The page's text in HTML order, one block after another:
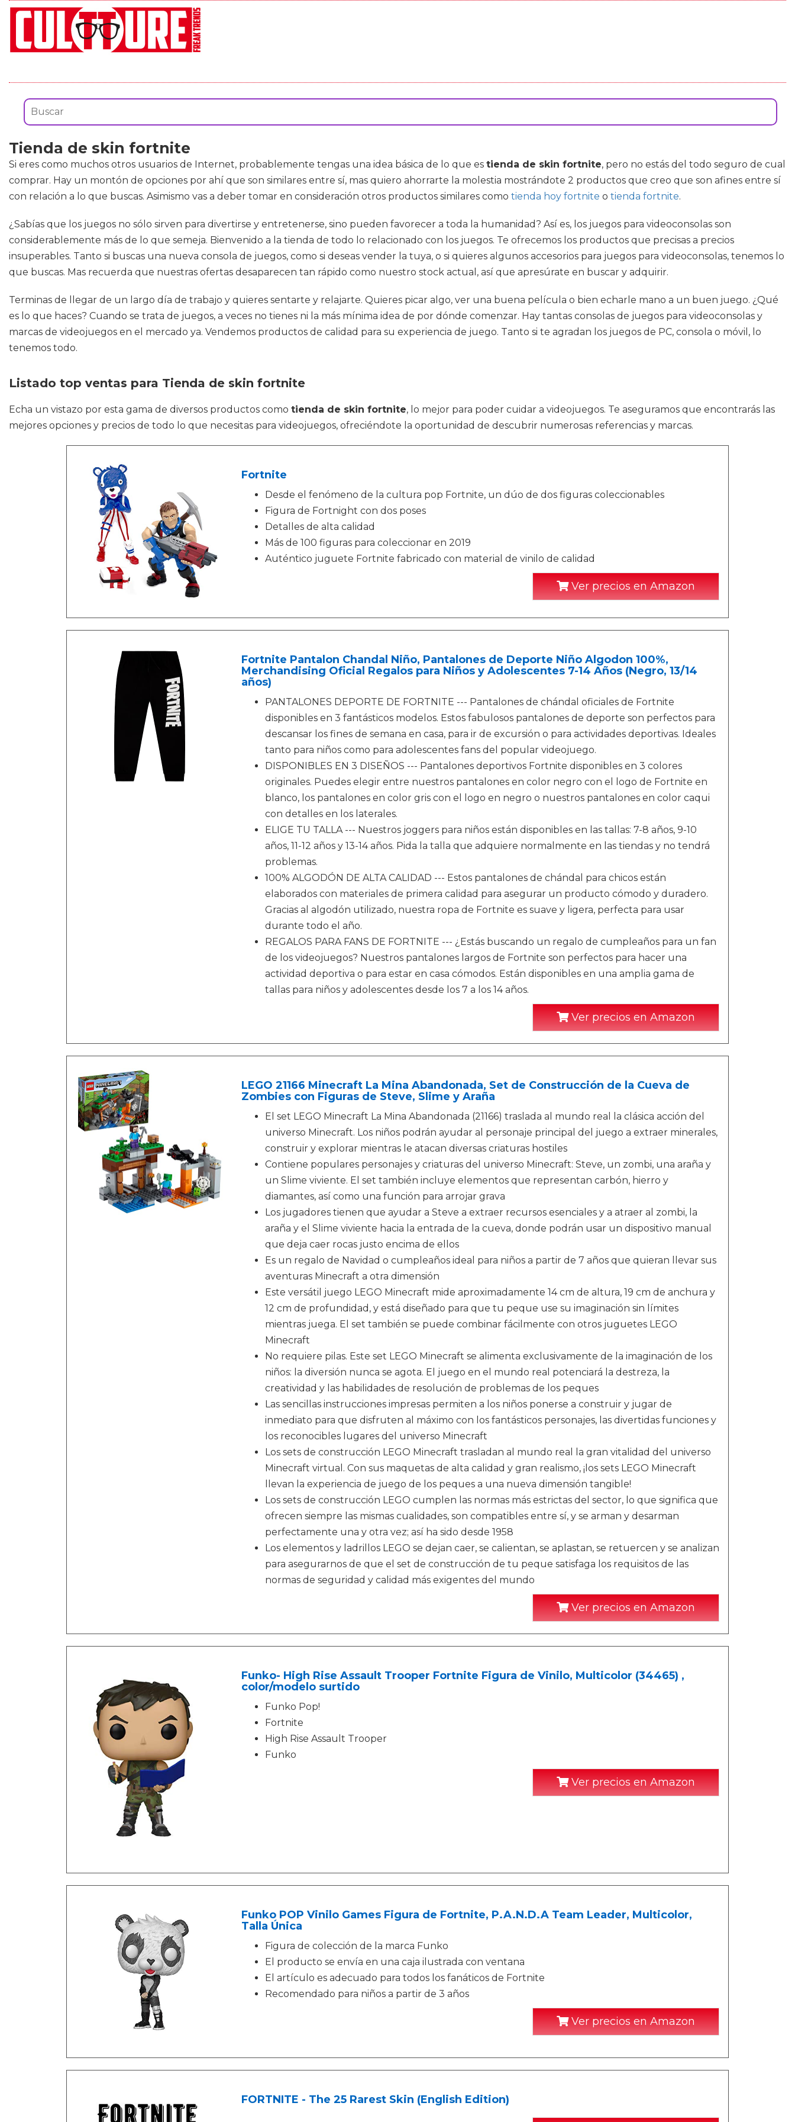
Tienda de skin fortnite
Si eres como muchos otros usuarios de Internet, probablemente tengas una idea básica de lo que es tienda de skin fortnite, pero no estás del todo seguro de cual
comprar. Hay un montón de opciones por ahí que son similares entre sí, mas quiero ahorrarte la molestia mostrándote 2 productos que creo que son afines entre sí
con relación a lo que buscas. Asimismo vas a deber tomar en consideración otros productos similares como tienda hoy fortnite o tienda fortnite.
¿Sabías que los juegos no sólo sirven para divertirse y entretenerse, sino pueden favorecer a toda la humanidad? Así es, los juegos para videoconsolas son
considerablemente más de lo que semeja. Bienvenido a la tienda de todo lo relacionado con los juegos. Te ofrecemos los productos que precisas a precios
insuperables. Tanto si buscas una nueva consola de juegos, como si deseas vender la tuya, o si quieres algunos accesorios para juegos para videoconsolas, tenemos lo
que buscas. Mas recuerda que nuestras ofertas desaparecen tan rápido como nuestro stock actual, así que apresúrate en buscar y adquirir.
Terminas de llegar de un largo día de trabajo y quieres sentarte y relajarte. Quieres picar algo, ver una buena película o bien echarle mano a un buen juego. ¿Qué
es lo que haces? Cuando se trata de juegos, a veces no tienes ni la más mínima idea de por dónde comenzar. Hay tantas consolas de juegos para videoconsolas y
marcas de videojuegos en el mercado ya. Vendemos productos de calidad para su experiencia de juego. Tanto si te agradan los juegos de PC, consola o móvil, lo
tenemos todo.
Listado top ventas para Tienda de skin fortnite
Echa un vistazo por esta gama de diversos productos como tienda de skin fortnite, lo mejor para poder cuidar a videojuegos. Te aseguramos que encontrarás las
mejores opciones y precios de todo lo que necesitas para videojuegos, ofreciéndote la oportunidad de descubrir numerosas referencias y marcas.
Fortnite
Desde el fenómeno de la cultura pop Fortnite, un dúo de dos figuras coleccionables
Figura de Fortnight con dos poses
Detalles de alta calidad
Más de 100 figuras para coleccionar en 2019
Auténtico juguete Fortnite fabricado con material de vinilo de calidad
Ver precios en Amazon
Fortnite Pantalon Chandal Niño, Pantalones de Deporte Niño Algodon 100%,
Merchandising Oficial Regalos para Niños y Adolescentes 7-14 Años (Negro, 13/14
años)
PANTALONES DEPORTE DE FORTNITE --- Pantalones de chándal oficiales de Fortnite
disponibles en 3 fantásticos modelos. Estos fabulosos pantalones de deporte son perfectos para
descansar los fines de semana en casa, para ir de excursión o para actividades deportivas. Ideales
tanto para niños como para adolescentes fans del popular videojuego.
DISPONIBLES EN 3 DISEÑOS --- Pantalones deportivos Fortnite disponibles en 3 colores
originales. Puedes elegir entre nuestros pantalones en color negro con el logo de Fortnite en
blanco, los pantalones en color gris con el logo en negro o nuestros pantalones en color caqui
con detalles en los laterales.
ELIGE TU TALLA --- Nuestros joggers para niños están disponibles en las tallas: 7-8 años, 9-10
años, 11-12 años y 13-14 años. Pida la talla que adquiere normalmente en las tiendas y no tendrá
problemas.
100% ALGODÓN DE ALTA CALIDAD --- Estos pantalones de chándal para chicos están
elaborados con materiales de primera calidad para asegurar un producto cómodo y duradero.
Gracias al algodón utilizado, nuestra ropa de Fortnite es suave y ligera, perfecta para usar
durante todo el año.
REGALOS PARA FANS DE FORTNITE --- ¿Estás buscando un regalo de cumpleaños para un fan
de los videojuegos? Nuestros pantalones largos de Fortnite son perfectos para hacer una
actividad deportiva o para estar en casa cómodos. Están disponibles en una amplia gama de
tallas para niños y adolescentes desde los 7 a los 14 años.
Ver precios en Amazon
LEGO 21166 Minecraft La Mina Abandonada, Set de Construcción de la Cueva de
Zombies con Figuras de Steve, Slime y Araña
El set LEGO Minecraft La Mina Abandonada (21166) traslada al mundo real la clásica acción del
universo Minecraft. Los niños podrán ayudar al personaje principal del juego a extraer minerales,
construir y explorar mientras le atacan diversas criaturas hostiles
Contiene populares personajes y criaturas del universo Minecraft: Steve, un zombi, una araña y
un Slime viviente. El set también incluye elementos que representan carbón, hierro y
diamantes, así como una función para arrojar grava
Los jugadores tienen que ayudar a Steve a extraer recursos esenciales y a atraer al zombi, la
araña y el Slime viviente hacia la entrada de la cueva, donde podrán usar un dispositivo manual
que deja caer rocas justo encima de ellos
Es un regalo de Navidad o cumpleaños ideal para niños a partir de 7 años que quieran llevar sus
aventuras Minecraft a otra dimensión
Este versátil juego LEGO Minecraft mide aproximadamente 14 cm de altura, 19 cm de anchura y
12 cm de profundidad, y está diseñado para que tu peque use su imaginación sin límites
mientras juega. El set también se puede combinar fácilmente con otros juguetes LEGO
Minecraft
No requiere pilas. Este set LEGO Minecraft se alimenta exclusivamente de la imaginación de los
niños: la diversión nunca se agota. El juego en el mundo real potenciará la destreza, la
creatividad y las habilidades de resolución de problemas de los peques
Las sencillas instrucciones impresas permiten a los niños ponerse a construir y jugar de
inmediato para que disfruten al máximo con los fantásticos personajes, las divertidas funciones y
los reconocibles lugares del universo Minecraft
Los sets de construcción LEGO Minecraft trasladan al mundo real la gran vitalidad del universo
Minecraft virtual. Con sus maquetas de alta calidad y gran realismo, ¡los sets LEGO Minecraft
llevan la experiencia de juego de los peques a una nueva dimensión tangible!
Los sets de construcción LEGO cumplen las normas más estrictas del sector, lo que significa que
ofrecen siempre las mismas cualidades, son compatibles entre sí, y se arman y desarman
perfectamente una y otra vez; así ha sido desde 1958
Los elementos y ladrillos LEGO se dejan caer, se calientan, se aplastan, se retuercen y se analizan
para asegurarnos de que el set de construcción de tu peque satisfaga los requisitos de las
normas de seguridad y calidad más exigentes del mundo
Ver precios en Amazon
Funko- High Rise Assault Trooper Fortnite Figura de Vinilo, Multicolor (34465) ,
color/modelo surtido
Funko Pop!
Fortnite
High Rise Assault Trooper
Funko
Ver precios en Amazon
Funko POP Vinilo Games Figura de Fortnite, P.A.N.D.A Team Leader, Multicolor,
Talla Única
Figura de colección de la marca Funko
El producto se envía en una caja ilustrada con ventana
El artículo es adecuado para todos los fanáticos de Fortnite
Recomendado para niños a partir de 3 años
Ver precios en Amazon
FORTNITE - The 25 Rarest Skin (English Edition)